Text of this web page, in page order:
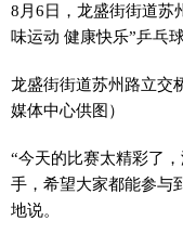
8月6日，龙盛街街道苏
味运动 健康快乐”乒乓球
龙盛街街道苏州路立交
媒体中心供图）
“今天的比赛太精彩了
手，希望大家都能参与
地说。